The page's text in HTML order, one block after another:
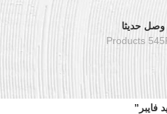
وصل حديثا
545 Products
فايبر”